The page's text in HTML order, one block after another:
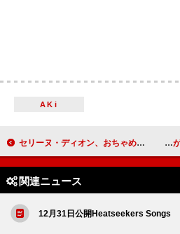
AKi
セリーヌ・ディオン、おちゃめな動画でTikTokに参戦「突然、私クールになってる」
関連ニュース
12月31日公開Heatseekers Songs